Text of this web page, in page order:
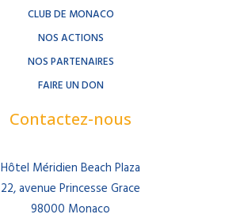
CLUB DE MONACO
NOS ACTIONS
NOS PARTENAIRES
FAIRE UN DON
Contactez-nous
Hôtel Méridien Beach Plaza
22, avenue Princesse Grace
98000 Monaco